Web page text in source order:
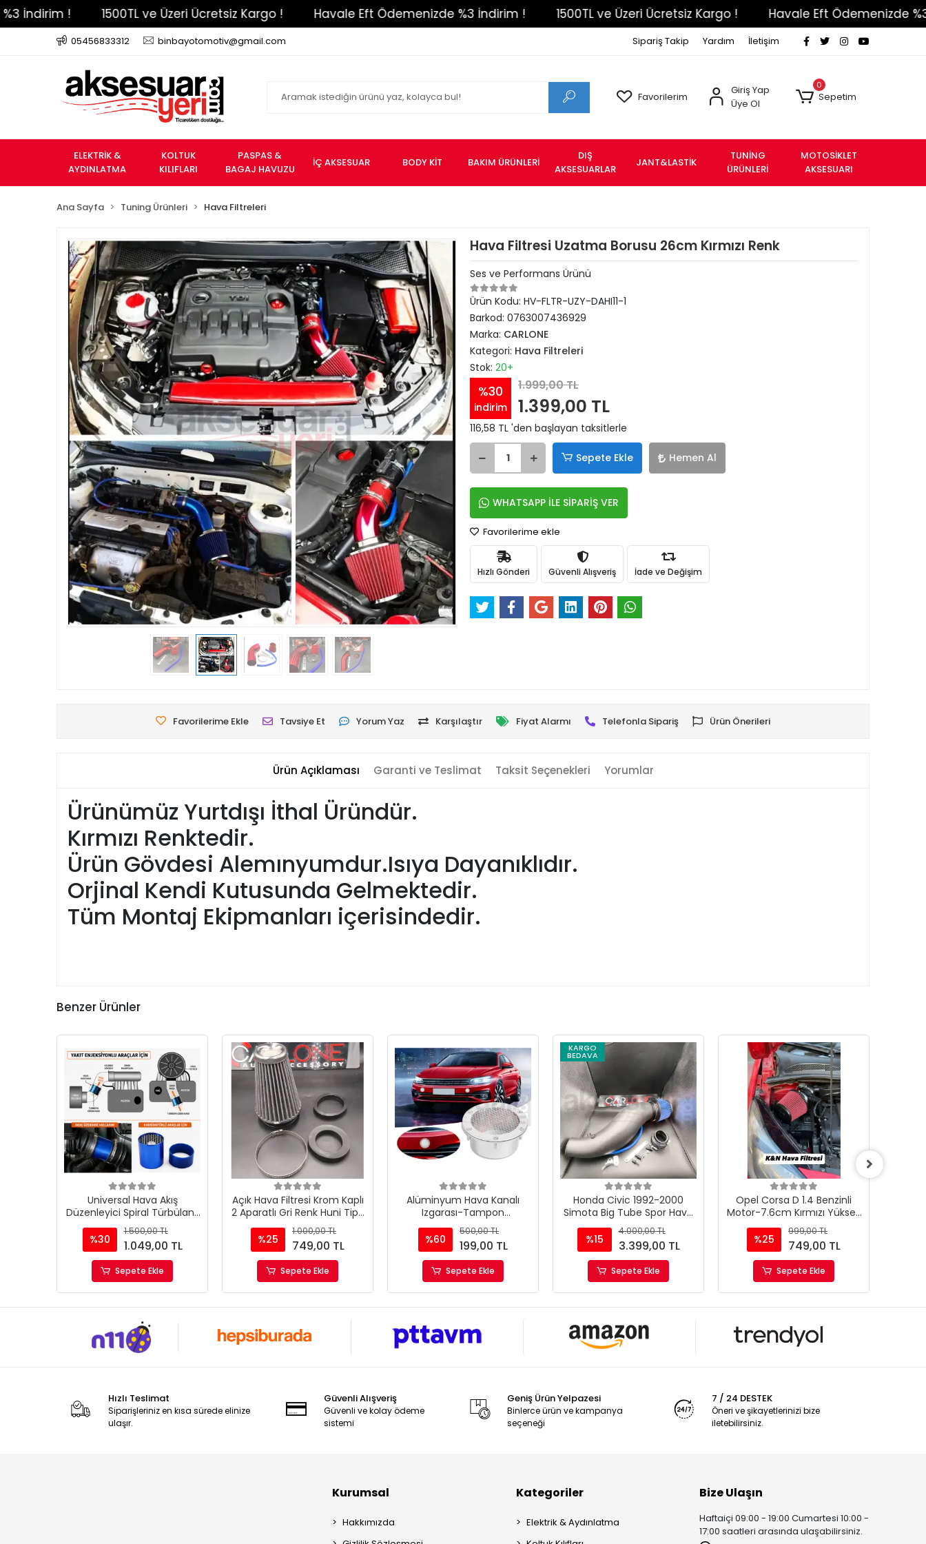
! 1500TL ve Üzeri Ücretsiz Kargo ! Havale Eft Ödemenizde %3 İndirim ! 1500TL ve Üzeri Ücretsiz Kargo ! Havale Eft Ödemenizde %3
05456833312 binbayotomotiv@gmail.com Sipariş Takip Yardım İletişim
Favorilerim
Giriş Yap
Üye Ol
0
Sepetim
ELEKTRİK &
AYDINLATMA
KOLTUK
KILIFLARI
PASPAS &
BAGAJ HAVUZU
İÇ AKSESUAR BODY KİT BAKIM ÜRÜNLERİ
DIŞ
AKSESUARLAR
JANT&LASTİK
TUNİNG
ÜRÜNLERİ
MOTOSİKLET
AKSESUARI
Ana Sayfa Tuning Ürünleri Hava Filtreleri
Hava Filtresi Uzatma Borusu 26cm Kırmızı Renk
Ses ve Performans Ürünü
Ürün Kodu: HV-FLTR-UZY-DAHI11-1
Barkod: 0763007436929
Marka: CARLONE
Kategori: Hava Filtreleri
Stok: 20+
%30
indirim
1.999,00 TL
1.399,00 TL
116,58 TL 'den başlayan taksitlerle
Sepete Ekle Hemen Al
WHATSAPP İLE SİPARİŞ VER
Favorilerime ekle
Hızlı Gönderi Güvenli Alışveriş İade ve Değişim
Favorilerime Ekle Tavsiye Et Yorum Yaz Karşılaştır Fiyat Alarmı Telefonla Sipariş Ürün Önerileri
Ürün Açıklaması Garanti ve Teslimat Taksit Seçenekleri Yorumlar
Ürünümüz Yurtdışı İthal Üründür.
Kırmızı Renktedir.
Ürün Gövdesi Alemınyumdur.Isıya Dayanıklıdır.
Orjinal Kendi Kutusunda Gelmektedir.
Tüm Montaj Ekipmanları içerisindedir.
Benzer Ürünler
Universal Hava Akış
Düzenleyici Spiral Türbülans
Aparatı
%30
1.500,00 TL
1.049,00 TL
Sepete Ekle
Açık Hava Filtresi Krom Kaplı
2 Aparatlı Gri Renk Huni Tip-
90mm-73mm-60mm
%25
1.000,00 TL
749,00 TL
Sepete Ekle
Alüminyum Hava Kanalı
Izgarası-Tampon
Havalandırma Girişi Kapağı
76mm
%60
500,00 TL
199,00 TL
Sepete Ekle
KARGO
BEDAVA
Honda Civic 1992-2000
Simota Big Tube Spor Hava
Filtresi Siyah Renk
%15
4.000,00 TL
3.399,00 TL
Sepete Ekle
Opel Corsa D 1.4 Benzinli
Motor-7.6cm Kırmızı Yüksek
Performans Açık Hava
Filtresi
%25
999,00 TL
749,00 TL
Sepete Ekle
Hızlı Teslimat
Siparişleriniz en kısa sürede elinize
ulaşır.
Güvenli Alışveriş
Güvenli ve kolay ödeme
sistemi
Geniş Ürün Yelpazesi
Binlerce ürün ve kampanya
seçeneği
7 / 24 DESTEK
Öneri ve şikayetlerinizi bize
iletebilirsiniz.
Kurumsal
Hakkımızda
Kategoriler
Elektrik & Aydınlatma
Bize Ulaşın
Haftaiçi 09:00 - 19:00 Cumartesi 10:00 -
17:00 saatleri arasında ulaşabilirsiniz.